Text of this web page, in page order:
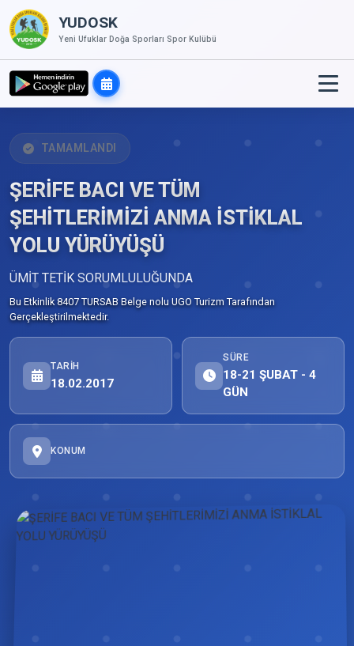
YUDOSK
Yeni Ufuklar Doğa Sporları Spor Kulübü
TAMAMLANDI
ŞERİFE BACI VE TÜM
ŞEHİTLERİMİZİ ANMA İSTİKLAL
YOLU YÜRÜYÜŞÜ
ÜMİT TETİK SORUMLULUĞUNDA
Bu Etkinlik 8407 TURSAB Belge nolu UGO Turizm Tarafından
Gerçekleştirilmektedir.
TARIH
18.02.2017
SÜRE
18-21 ŞUBAT - 4
GÜN
KONUM